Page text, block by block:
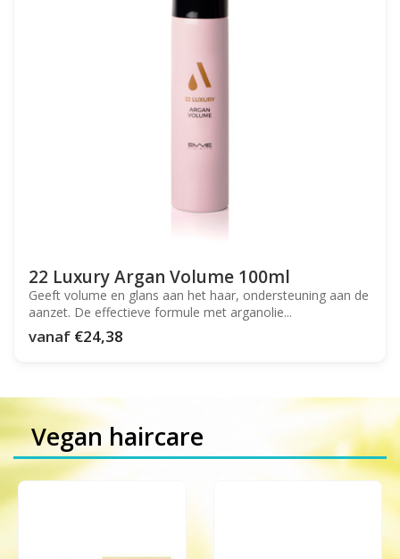
22 Luxury Argan Volume 100ml
Geeft volume en glans aan het haar, ondersteuning aan de
aanzet. De effectieve formule met arganolie...
vanaf €24,38
Vegan haircare